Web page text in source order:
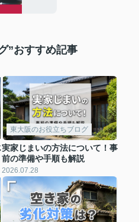
”おすすめ記事
東大阪のお役立ちブログ
実家じまいの方法について！事
前の準備や手順も解説
2026.07.28